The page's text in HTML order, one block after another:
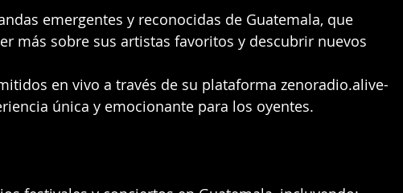
emergentes y reconocidas de Guatemala, que
más sobre sus artistas favoritos y descubrir nuevos
en vivo a través de su plataforma zenoradio.alive-
única y emocionante para los oyentes.